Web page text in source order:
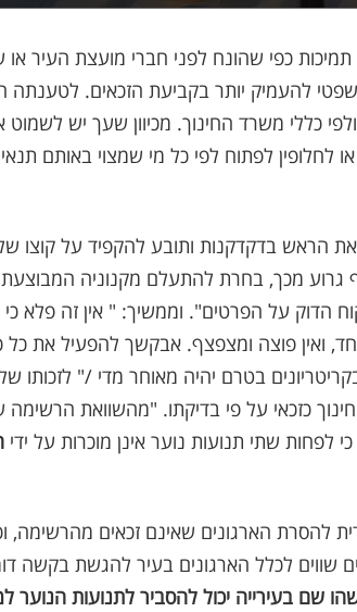
כפי שהונח לפני חברי מועצת העיר או
להעמיק יותר בקביעת הזכאים.
כללי משרד החינוך. מכיוון שעך יש
לחלופין לפתוח לפי כל מי שמצוי באותם
הראש בדקדקנות ותובע להקפיד על קוצו
גרוע מכך, בחרת להתעלם מקנוניה המבוצעת
הדוק על הפרטים". וממשיך: " אין זה פלא כי
ואין פוצה ומצפצף. אבקשך להפעיל את כל
בטרם יהיה מאוחר מדי "/ לזכותו
כזכאי על פי בדיקתו. "מהשוואת
שתי תנועות נוער אינן מוכרות על ידי
להסרת הארגונים שאינם זכאים מהרשימה,
שווים לכלל הארגונים בעיר להגשת בקשה
שם בעירייה יכול להסביר לתנועות